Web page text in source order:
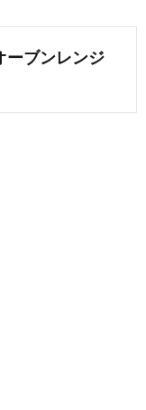
ーブンレンジ